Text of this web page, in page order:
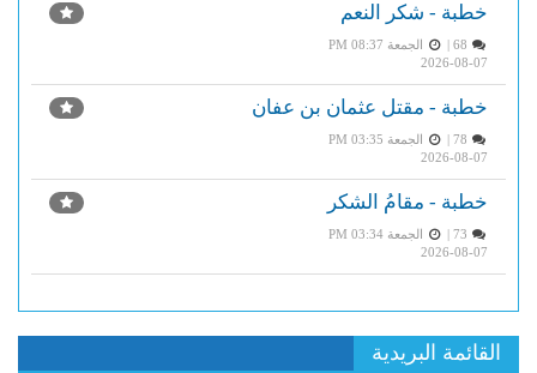
خطبة - شكر النعم
الجمعة PM 08:37
2026-08-07
خطبة - مقتل عثمان بن عفان
الجمعة PM 03:35
2026-08-07
خطبة - مقامُ الشكر
الجمعة PM 03:34
2026-08-07
القائمة البريدية